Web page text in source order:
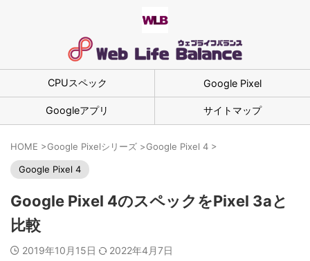
CPUスペック Google Pixel
Googleアプリ サイトマップ
HOME >Google Pixelシリーズ >Google Pixel 4 >
Google Pixel 4
Google Pixel 4のスペックをPixel 3aと
比較
2019年10月15日 2022年4月7日